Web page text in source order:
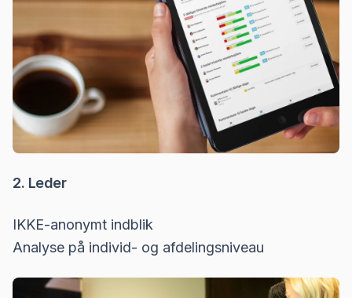
2. Leder
IKKE-anonymt indblik
Analyse på individ- og afdelingsniveau